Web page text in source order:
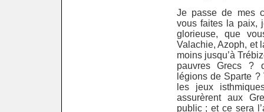
Je passe de mes
vous faites la paix,
glorieuse, que
Valachie, Azoph, et
moins jusqu’à
pauvres Grecs ?
légions de Sparte
les jeux
assurèrent aux
public ; et ce sera